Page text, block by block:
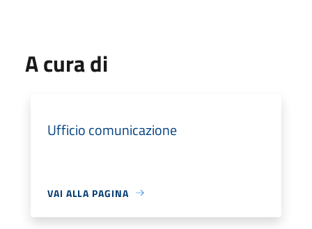
A cura di
Ufficio comunicazione
VAI ALLA PAGINA